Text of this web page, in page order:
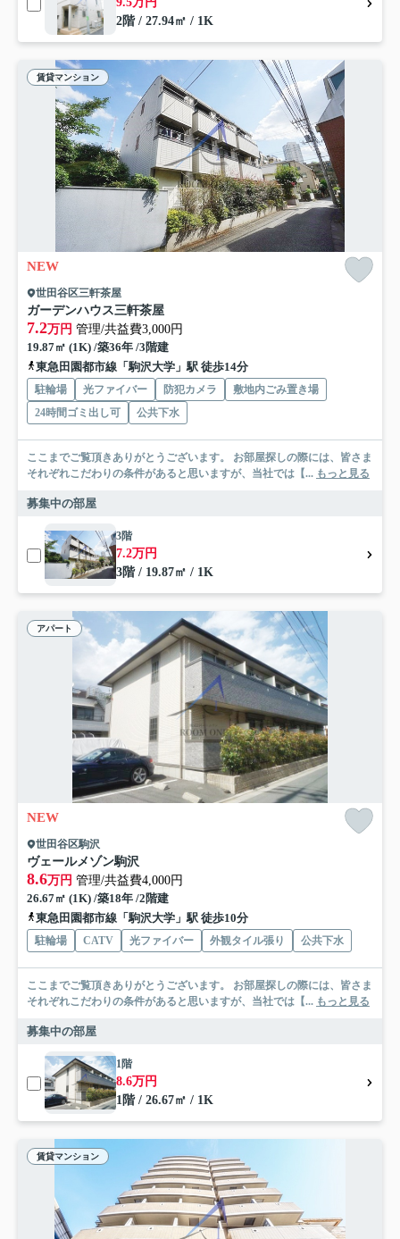
2階 / 27.94㎡ / 1K
賃貸マンション
NEW
世田谷区三軒茶屋
ガーデンハウス三軒茶屋
7.2万円 管理/共益費3,000円
19.87㎡ (1K) /築36年 /3階建
東急田園都市線「駒沢大学」駅 徒歩14分
駐輪場 光ファイバー 防犯カメラ
敷地内ごみ置き場
24時間ゴミ出し可
公共下水
ここまでご覧頂きありがとうございます。 お部屋探しの際には、皆さま
それぞれこだわりの条件があると思いますが、当社では【... もっと見る
募集中の部屋
3階
7.2万円
3階 / 19.87㎡ / 1K
アパート
NEW
世田谷区駒沢
ヴェールメゾン駒沢
8.6万円 管理/共益費4,000円
26.67㎡ (1K) /築18年 /2階建
東急田園都市線「駒沢大学」駅 徒歩10分
駐輪場 CATV 光ファイバー 外観タイル張り 公共下水
ここまでご覧頂きありがとうございます。 お部屋探しの際には、皆さま
それぞれこだわりの条件があると思いますが、当社では【... もっと見る
募集中の部屋
1階
8.6万円
1階 / 26.67㎡ / 1K
賃貸マンション